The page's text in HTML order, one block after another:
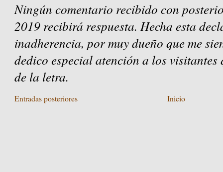
Ningún comentario recibido con
2019 recibirá respuesta. Hecha esta
inadherencia, por muy dueño que me
dedico especial atención a los
de la letra.
Entradas posteriores Inicio